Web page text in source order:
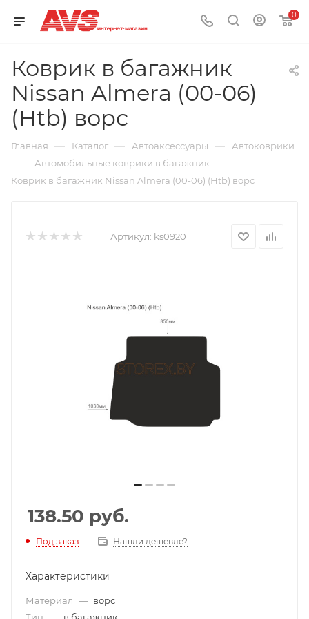
0
Коврик в багажник
Nissan Almera (00-06)
(Htb) ворс
Главная — Каталог — Автоаксессуары — Автоковрики
— Автомобильные коврики в багажник —
Коврик в багажник Nissan Almera (00-06) (Htb) ворс
Артикул: ks0920
138.50 руб.
Под заказ Нашли дешевле?
Характеристики
Материал — ворс